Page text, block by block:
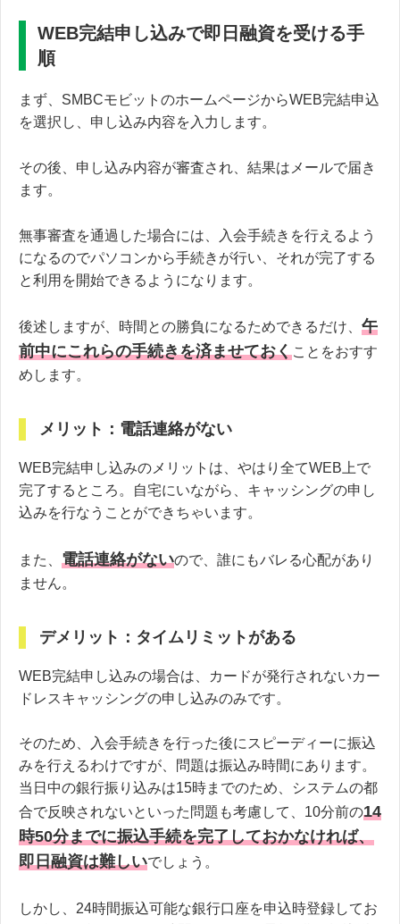
WEB完結申し込みで即日融資を受ける手
順
まず、SMBCモビットのホームページからWEB完結申込
を選択し、申し込み内容を入力します。
その後、申し込み内容が審査され、結果はメールで届き
ます。
無事審査を通過した場合には、入会手続きを行えるよう
になるのでパソコンから手続きが行い、それが完了する
と利用を開始できるようになります。
後述しますが、時間との勝負になるためできるだけ、 午
前中にこれらの手続きを済ませておくことをおすす
めします。
メリット：電話連絡がない
WEB完結申し込みのメリットは、やはり全てWEB上で
完了するところ。自宅にいながら、キャッシングの申し
込みを行なうことができちゃいます。
また、 電話連絡がないので、誰にもバレる心配があり
ません。
デメリット：タイムリミットがある
WEB完結申し込みの場合は、カードが発行されないカー
ドレスキャッシングの申し込みのみです。
そのため、入会手続きを行った後にスピーディーに振込
みを行えるわけですが、問題は振込み時間にあります。
当日中の銀行振り込みは15時までのため、システムの都
合で反映されないといった問題も考慮して、10分前の14
時50分までに振込手続を完了しておかなければ、
即日融資は難しいでしょう。
しかし、24時間振込可能な銀行口座を申込時登録してお